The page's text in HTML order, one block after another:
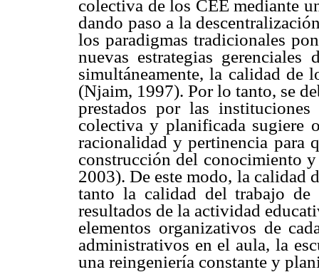
colectiva de los CEE mediante
dando paso a la
los paradigmas tradicionales
nuevas estrategias
simultáneamente, la calidad de
(Njaim, 1997). Por lo tanto, se
prestados por las
colectiva y planificada sugiere
racionalidad y pertinencia para
construcción del conocimiento
2003). De este modo, la calidad
tanto la calidad del trabajo de
resultados de la actividad
elementos organizativos de
administrativos en el aula, la
una reingeniería constante y